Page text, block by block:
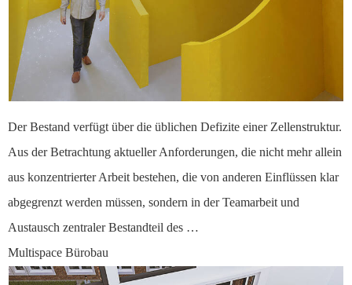
Der Bestand verfügt über die üblichen Defizite einer Zellenstruktur.
Aus der Betrachtung aktueller Anforderungen, die nicht mehr allein
aus konzentrierter Arbeit bestehen, die von anderen Einflüssen klar
abgegrenzt werden müssen, sondern in der Teamarbeit und
Austausch zentraler Bestandteil des …
Multispace Bürobau